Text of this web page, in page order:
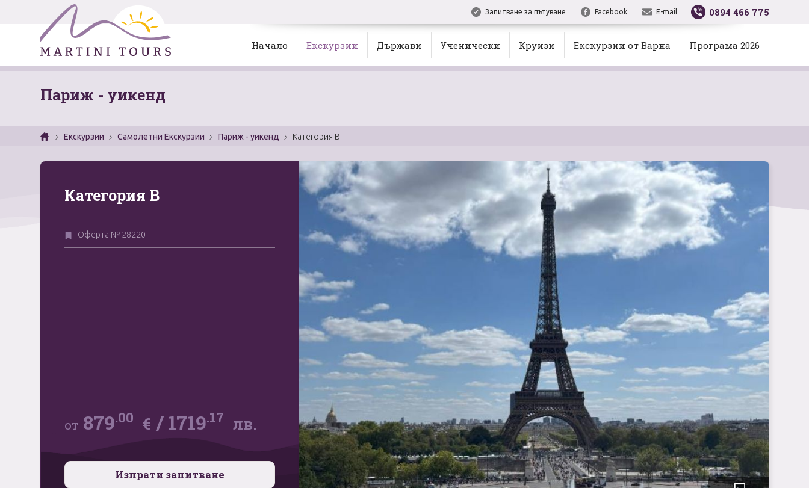
Запитване за пътуване Facebook E-mail 0894 466 775
Начало Екскурзии Държави Ученически Круизи Екскурзии от Варна Програма 2026
Париж - уикенд
Екскурзии Самолетни Екскурзии Париж - уикенд Категория B
Категория B
Оферта № 28220
от 879.00 € / 1719.17 лв.
Изпрати запитване